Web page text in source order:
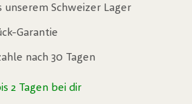
unserem Schweizer Lager
Garantie
nach 30 Tagen
2 Tagen bei dir